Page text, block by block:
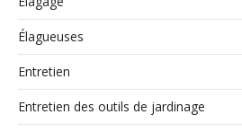
Élagueuses
Entretien
Entretien des outils de jardinage